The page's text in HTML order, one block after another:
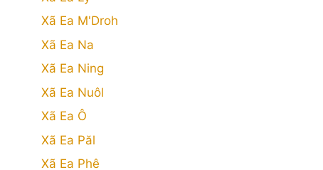
Xã Ea M'Droh
Xã Ea Na
Xã Ea Ning
Xã Ea Nuôl
Xã Ea Ô
Xã Ea Păl
Xã Ea Phê